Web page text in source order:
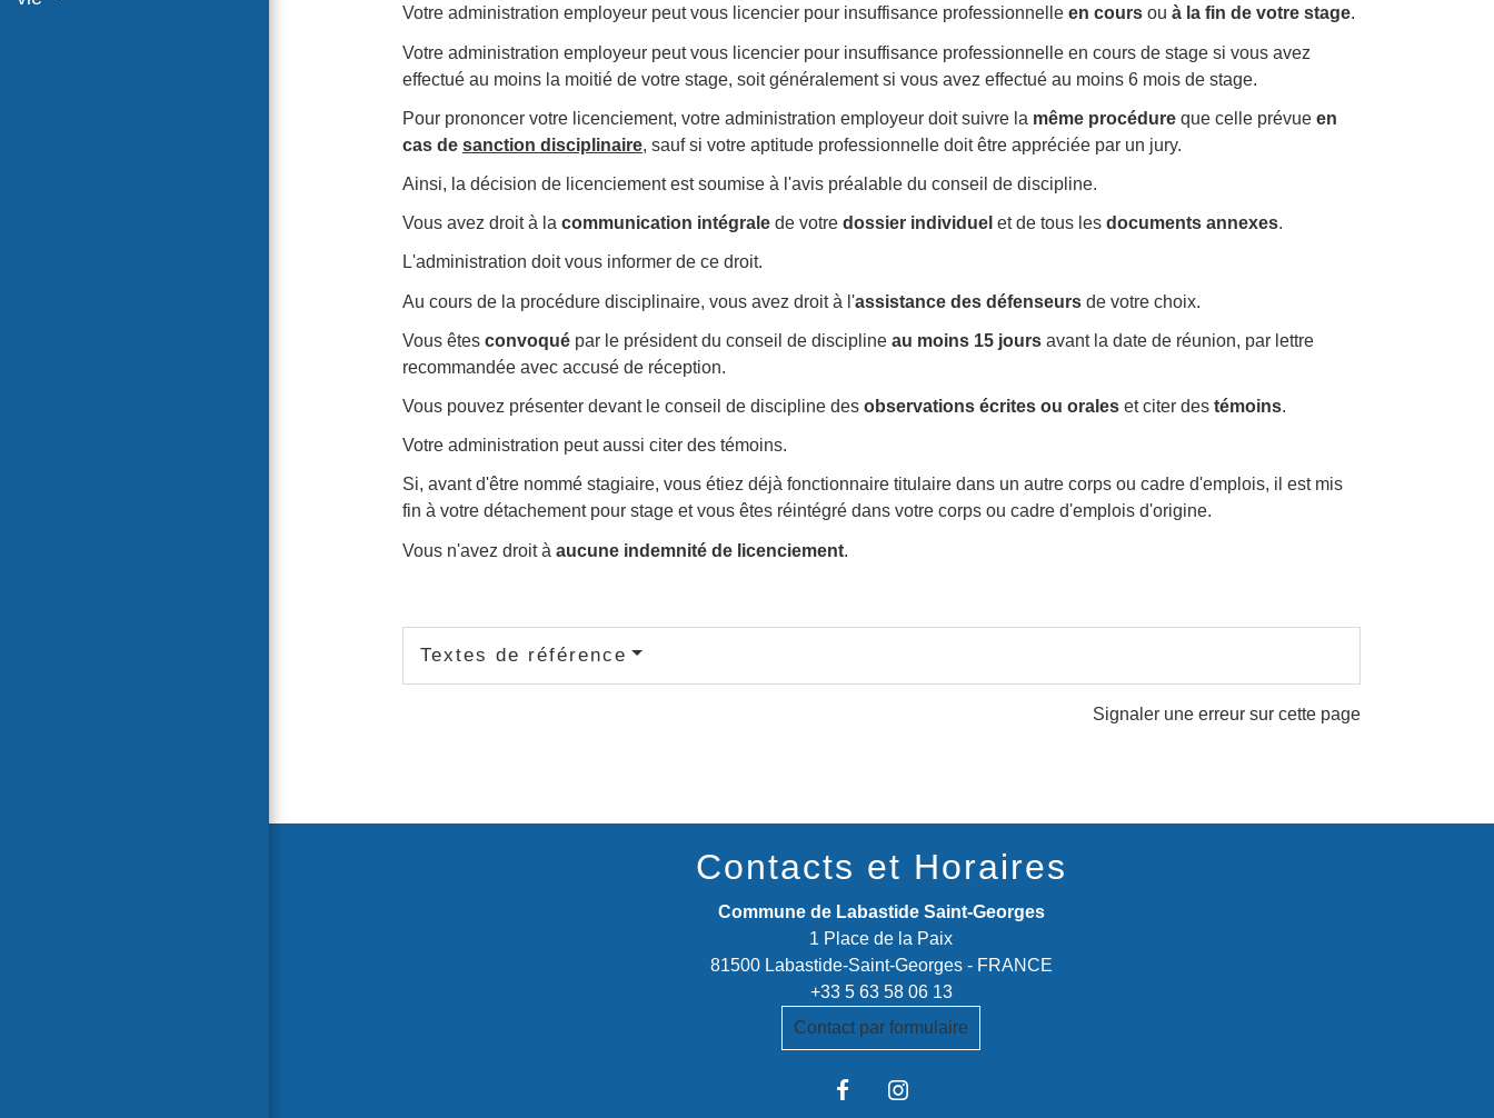
Votre administration employeur peut vous licencier pour insuffisance professionnelle en coursou à la fin de votre stage.
Votre administration employeur peut vous licencier pour insuffisance professionnelle en cours de stage si vous avez
effectué au moins la moitié de votre stage, soit généralement si vous avez effectué au moins 6 mois de stage.
Pour prononcer votre licenciement, votre administration employeur doit suivre la même procédureque celle prévue en
cas de sanction disciplinaire, sauf si votre aptitude professionnelle doit être appréciée par un jury.
Ainsi, la décision de licenciement est soumise à l'avis préalable du conseil de discipline.
Vous avez droit à la communication intégralede votre dossier individuel et de tous les documents annexes.
L'administration doit vous informer de ce droit.
Au cours de la procédure disciplinaire, vous avez droit à l'assistance des défenseursde votre choix.
Vous êtes convoquépar le président du conseil de discipline au moins 15 joursavant la date de réunion, par lettre
recommandée avec accusé de réception.
Vous pouvez présenter devant le conseil de discipline des observations écrites ou oraleset citer des témoins.
Votre administration peut aussi citer des témoins.
Si, avant d'être nommé stagiaire, vous étiez déjà fonctionnaire titulaire dans un autre corps ou cadre d'emplois, il est mis
fin à votre détachement pour stage et vous êtes réintégré dans votre corps ou cadre d'emplois d'origine.
Vous n'avez droit à aucune indemnité de licenciement.
Textes de référence
Signaler une erreur sur cette page
Contacts et Horaires
Commune de Labastide Saint-Georges
1 Place de la Paix
81500 Labastide-Saint-Georges - FRANCE
+33 5 63 58 06 13
Contact par formulaire